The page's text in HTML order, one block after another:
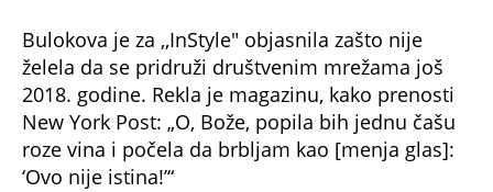
Bulokova je za ,,InStyle" objasnila zašto nije
želela da se pridruži društvenim mrežama još
2018. godine. Rekla je magazinu, kako prenosti
New York Post: „O, Bože, popila bih jednu čašu
roze vina i počela da brbljam kao [menja glas]:
‘Ovo nije istina!’“